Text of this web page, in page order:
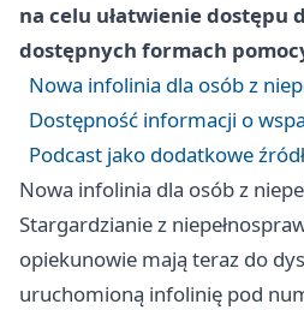
na celu ułatwienie dostępu
dostępnych formach
Nowa infolinia dla osób z
Dostępność informacji o
Podcast jako dodatkowe
Nowa infolinia dla osób z
Stargardzianie z
opiekunowie mają teraz do
uruchomioną infolinię pod